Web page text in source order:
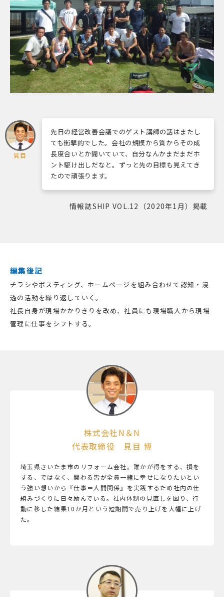
見目
先日の経営改善会議でのゲスト講師の話はまたし
ても衝撃的でした。会社の規模から質からその成
長度合いとか聞いていて、自分なんかまだまだホ
ント駆け出しだなと。ずっと先の目標も見えてき
たので頑張ります。
情報誌SHIP VOL.12（2020年1月）掲載
編集後記
チラシやポスティング、ホームページを組み合わせて認知・浸
透の活動を繰り返していく。
社長自身が現場かかりきりを改め、社員にも現場職人から現場
管理に仕事をシフトする。
株式会社N＆N
代表取締役 見目 博
埼玉県さいたま市のリフォーム会社。誰かが得をする、損を
する、ではなく、関わる皆が全員一緒に幸せになりたいとい
う強い想いから『仕事＝人間関係』を実践するため社内の仕
組みづくりに日々励んでいる。社内体制の見直しを図り、行
動に移した結果10か月という短期間で売り上げを大幅に上げ
た。